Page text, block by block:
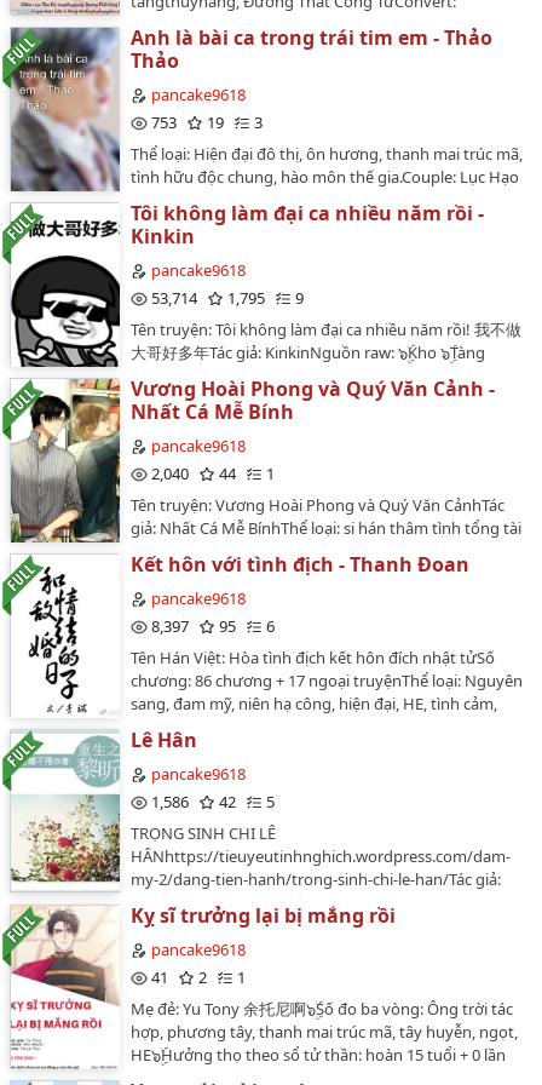
thiên tư tuyệt lệ.Trong phút chốc, mãn đường toàn
tĩnh.-------------…
repost chỉ để đọc offline. Nếu có thể hãy đọc tại đây để
ủng hộ editor:
https://phonghoavienvu.wordpress.com/2017/07/23/
diendanlequydon.comGiới thiệuTừ lần đầu tiên gặp
mặt, Nghiêm Hải An và Tôn Ngôn vừa nhìn nhau đã
thấy chán ghét đối phương, nhưng một người thì có
chỗ kiêng dè, một người thì âm thầm toan tính, cho
Ngôn: Hừ, tự cho là thông minh.Nghiêm Hải An: À há,
làm bộ làm tịch.Mạc Dịch Sinh: ... Hai người bình tĩnh
một chút. Thật ra đây là câu chuyện xưa về tên trộm
mạnh mẽ để ý công chúa trong tòa tháp cao, phải
Ngôn: Có đọc truyện cổ tích không vậy? Thế mà gọi là
tên trộm mạnh mẽ sao? Phải gọi là vương tử. Nghiêm
Hải An: Ai là con rồng ác độc? Mạc Dịch Sinh: ... Tôi là
công chúa à??? Nhân vật chính: Nghiêm Hải An, Tôn
Ngôn ┃ Nhân vật phụ: Mạc Dịch Sinh, Tôn Lăng, Lý
Khanh┃ Khác: Người qua đường Giáp, Ất, Bính,
Đinh...P/s: Mình đăng chỉ để đọc offline. Nếu có thể hãy
đọc tại đây để ủng hộ editor:
https://diendanlequydon.com/viewtopic.php?
style=2&t=408354…
Anh là bài ca trong trái tim em - Thảo
Thảo
pancake9618
753
19
3
Thể loại: Hiện đại đô thị, ôn hương, thanh mai trúc mã,
tình hữu độc chung, hào môn thế gia.Couple: Lục Hạo
chương)Chuyển ngữ: Lightraito (Huyết Phong -
Light)Bỗng một ngày Lục Hạo Thiên xuất hiện trở
lại.Tuy nhiên so với chàng trai trong ấn tượng của
Dương Phường _ tự kỷ, xấu hổ, cực kỳ bịn rịn với y, nay
nghi hoặc, hậm hực (một chút)Nhưng Lục Hạo Thiên
lại dùng thái độ vô cùng kiên quyết can dự vào cuộc
sống viên chức nhỏ của Dương Phường.Dương
Phường giơ cánh tay cự tuyệt, muốn đẩy Lục Hạo
để đọc offline. Nếu có thể hãy đọc tại đây để ủng hộ
editor: http://huyetphong.blogspot.com/p/blog-
page_15.html…
Tôi không làm đại ca nhiều năm rồi -
Kinkin
pancake9618
53,714
1,795
9
Tên truyện: Tôi không làm đại ca nhiều năm rồi! 我不做
大哥好多年Tác giả: KinkinNguồn raw: ๖ۣۜKho ๖ۣۜTàng
๖ۣۜĐam ๖ۣۜMỹ - ๖ۣۜFanficVăn ánĐại ca - Đại tẩu cũ vừa gặp
lại nhau đã thấy nóng mắt!Tag: Kiêu ngạo công, cường
thụ, cẩu huyết, gương vỡ lại lành, đại ca vườn
trường.Vì bộ này dễ nhầm công thụ lắm nên tui spoil
luôn. Công là Lý An Sinh, thụ là Triệu Vũ nhaP/s: Mình
để ủng hộ editor:
https://tieumattu.wordpress.com/toi-khong-lam-dai-
ca-nhieu-nam-roi/…
Vương Hoài Phong và Quý Văn Cảnh -
Nhất Cá Mễ Bính
pancake9618
2,040
44
1
Tên truyện: Vương Hoài Phong và Quý Văn CảnhTác
giả: Nhất Cá Mễ BínhThể loại: si hán thâm tình tổng tài
sau, thầm mến trở thành sự thật, miếng bánh ngọt
trước khi ngủ, đoản vănTình trạng bản gốc:
hoànEditor: Socola chấm nước mắmTóm tắtChỉ là một
ngọt thì chính là ngắn.P/s: Mình đăng chỉ để đọc
offline. Nếu có thể hãy đọc tại đây để ủng hộ editor:
https://booluyyly.wordpress.com/2018/04/15/vuong-
hoai-phong-va-quy-van-canh-muc-luc/…
Kết hôn với tình địch - Thanh Đoan
pancake9618
8,397
95
6
Tên Hán Việt: Hòa tình địch kết hôn đích nhật tửSố
chương: 86 chương + 17 ngoại truyệnThể loại: Nguyên
sang, đam mỹ, niên hạ công, hiện đại, HE, tình cảm,
gia, cưới trước yêu sau, hài hước.Editor: Team Lãnh
cungHai người vốn là tình địch của nhau, không nghĩ
sẽ có một ngày cả hai lại yêu nhau. Đó chính là Diệp
địch, tranh giành tình yêu vì Bạch Nguyệt Quang, kết
quả ngày Bạch Nguyệt Quang kết hôn cả hai "lăn"
cùng với nhau sau đó kết hôn ngoài ý muốn.Sau khi
kết hôn, hai người đã cân nhắc vô số phương pháp
làm sao cho đối phương ly hôn trước nhưng mà lúc
Diệp Nam Kỳ đóng vai phản diện đề cập đến chuyện ly
hôn thì tình địch lại trở mặt.Thẩm Độ: Không chia
tay.Diệp Nam Kỳ:....Thẩm Độ: Chết cũng không xa
rời.Bạch Nguyệt Quang:???BONUS: Giai đoạn trước đối
chọi gay gắt, sau cưng chiều vô đối~Bề ngoài dịu dàng
ôn hòa ngôi sao thụ x nói năng chua ngoa tâm đậu hũ
Lê Hân
pancake9618
1,586
42
5
TRỌNG SINH CHI LÊ
HÂNhttps://tieuyeutinhnghich.wordpress.com/dam-
my-2/dang-tien-hanh/trong-sinh-chi-le-han/Tác giả:
Hoa Sinh Đường Bất SúyThể loại: Hiện đại - Trọng sinh -
Cha con nuôi - Cuộc sống đô thị - Ấm áp - HEĐộ dài: 94
chương (không có PN)Nhân vật chính: Uất Trì Diễm x
Lê Hân (Uất Trì Hi)Raw: Hạ NguyệtTrans: QT ca caEdit:
Dang Ngusi (7 chương đầu) + Nguyên Nhi (tiếp theo)…
Kỵ sĩ trưởng lại bị mắng rồi
pancake9618
41
2
1
Mẹ đẻ: Yu Tony 余托尼啊๖ۣۜSố đo ba vòng: Ông trời tác
hợp, phương tây, thanh mai trúc mã, tây huyễn, ngọt,
HE๖ۣۜHưởng thọ theo sổ tử thần: hoàn 15 tuổi + 0 lần